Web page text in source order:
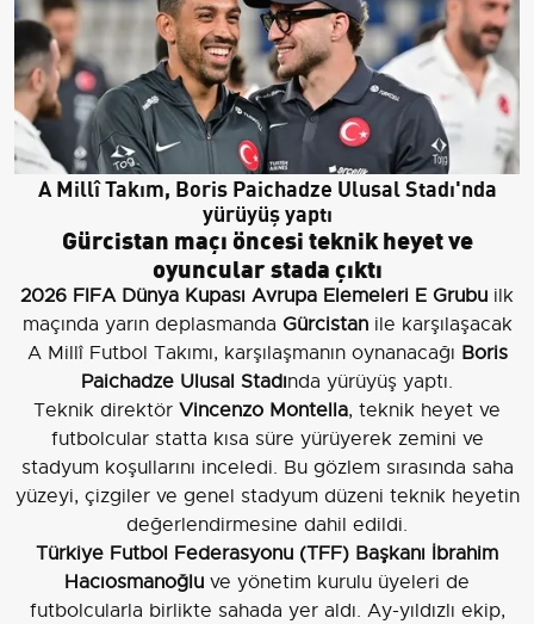
A Millî Takım, Boris Paichadze Ulusal Stadı'nda
yürüyüş yaptı
Gürcistan maçı öncesi teknik heyet ve
oyuncular stada çıktı
2026 FIFA Dünya Kupası Avrupa Elemeleri E Grubu ilk
maçında yarın deplasmanda Gürcistanile karşılaşacak
A Millî Futbol Takımı, karşılaşmanın oynanacağı Boris
Paichadze Ulusal Stadında yürüyüş yaptı.
Teknik direktör Vincenzo Montella, teknik heyet ve
futbolcular statta kısa süre yürüyerek zemini ve
stadyum koşullarını inceledi. Bu gözlem sırasında saha
yüzeyi, çizgiler ve genel stadyum düzeni teknik heyetin
değerlendirmesine dahil edildi.
Türkiye Futbol Federasyonu (TFF) Başkanı İbrahim
Hacıosmanoğlu ve yönetim kurulu üyeleri de
futbolcularla birlikte sahada yer aldı. Ay-yıldızlı ekip,